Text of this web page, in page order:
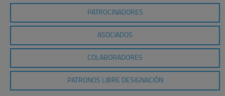
PATROCINADORES
ASOCIADOS
COLABORADORES
PATRONOS LIBRE DESIGNACIÓN